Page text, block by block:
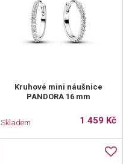
Kruhové mini náušnice
PANDORA 16 mm
Skladem 1 459 Kč